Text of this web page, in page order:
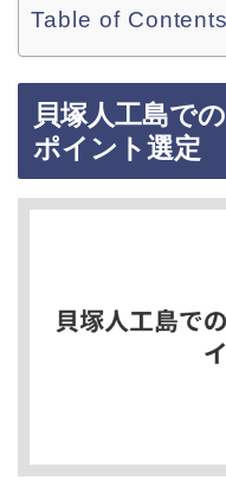
Table of Contents
貝塚人工島で
ポイント選定